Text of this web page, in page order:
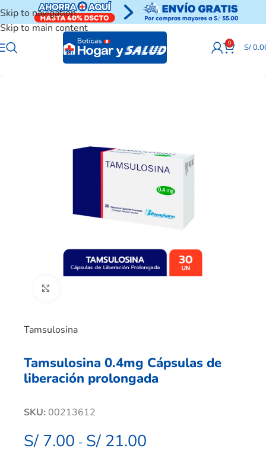
Skip to navigation
Skip to main content
0 S/
Tamsulosina
Tamsulosina 0.4mg Cápsulas de
liberación prolongada
SKU: 00213612
S/ 7.00 - S/ 21.00